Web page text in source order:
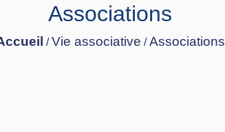
Associations
/Vie associative /Associations